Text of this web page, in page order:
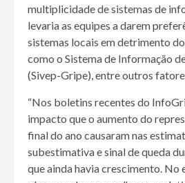
multiplicidade de sistemas de
levaria as equipes a darem
sistemas locais em detrimento
como o Sistema de Informação
(Sivep-Gripe), entre outros
“Nos boletins recentes do
impacto que o aumento do
final do ano causaram nas
subestimativa e sinal de queda
que ainda havia crescimento. No